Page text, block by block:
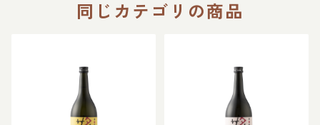
同じカテゴリの商品